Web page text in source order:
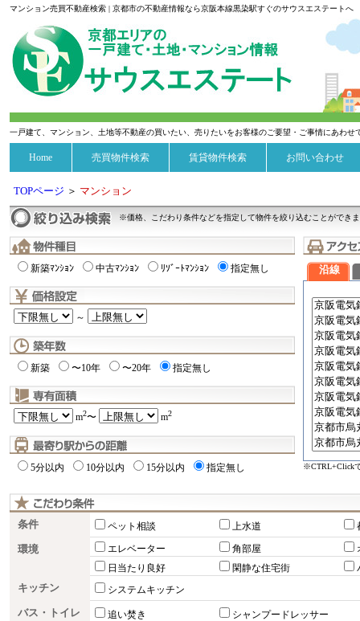
マンション売買不動産検索 | 京都市の不動産情報なら京阪本線黒染駅すぐのサウスエステートへ
一戸建て、マンション、土地等不動産の買いたい、売りたいをお客様のご要望・ご事情にあわ
Home 売買物件検索 賃貸物件検索 お問い合わせ
TOPページ ＞ マンション
※価格、こだわり条件などを指定して物件を絞り込むことができ
新築ﾏﾝｼｮﾝ 中古ﾏﾝｼｮﾝ ﾘｿﾞｰﾄﾏﾝｼｮﾝ 指定無し
～
新築 〜10年 〜20年 指定無し
m2〜 m2
5分以内 10分以内 15分以内 指定無し
沿線
※CTRL+Click
条件 ペット相談 上水道
環境 エレベーター 角部屋
日当たり良好
閑静な住宅街
キッチン システムキッチン
バス・トイレ 追い焚き シャンプードレッサー